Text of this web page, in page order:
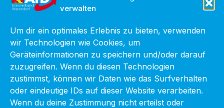
verwalten
Um dir ein optimales Erlebnis zu bieten, verwenden
wir Technologien wie Cookies, um
Geräteinformationen zu speichern und/oder darauf
zuzugreifen. Wenn du diesen Technologien
zustimmst, können wir Daten wie das Surfverhalten
oder eindeutige IDs auf dieser Website verarbeiten.
Wenn du deine Zustimmung nicht erteilst oder